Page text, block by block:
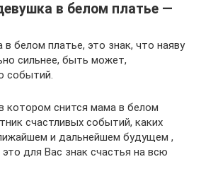
в белом платье —
в белом платье, это знак, что наяву
сильнее, быть может,
событий.
котором снится мама в белом
счастливых событий, каких
и дальнейшем будущем ,
для Вас знак счастья на всю